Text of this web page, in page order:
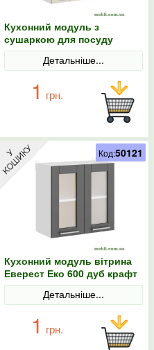
Кухонний модуль з
сушаркою для посуду
Еверест Еко 600 дуб крафт
білий/білий 60х30х58
Детальніше...
1 грн.
Кухонний модуль вітрина
Еверест Еко 600 дуб крафт
білий/графіт 60х30х58
Детальніше...
1 грн.
Код:50121